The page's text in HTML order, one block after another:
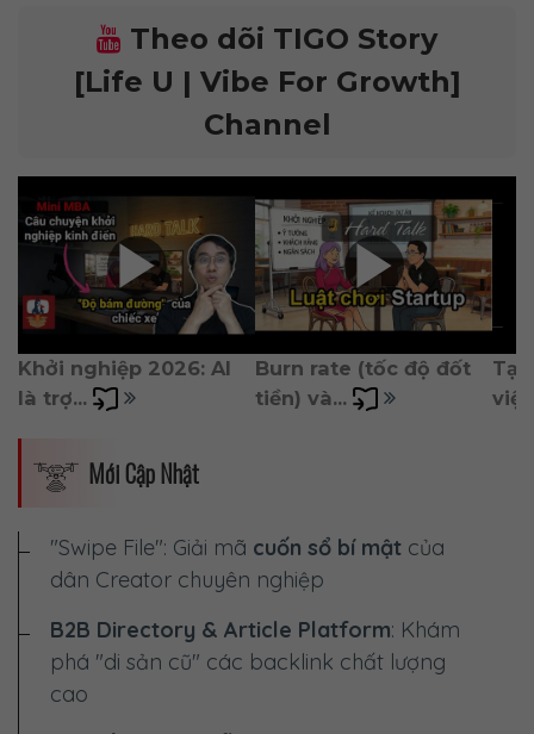
Theo dõi TIGO Story
[Life U | Vibe For Growth]
Channel
Khởi nghiệp 2026: AI
là trợ...
Burn rate (tốc độ đốt
tiền) và...
Tại
Mới Cập Nhật
"Swipe File": Giải mã cuốn sổ bí mật của
dân Creator chuyên nghiệp
B2B Directory & Article Platform: Khám
phá "di sản cũ" các backlink chất lượng
cao